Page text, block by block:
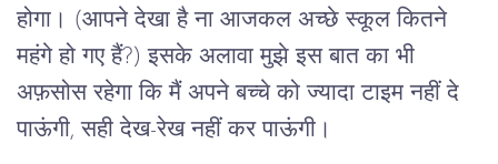
होगा। (आपने देखा है ना आजकल अच्छे स्कूल कितने
महंगे हो गए हैं?) इसके अलावा मुझे इस बात का भी
अफ़सोस रहेगा कि मैं अपने बच्चे को ज्यादा टाइम नहीं दे
पाऊंगी, सही देख-रेख नहीं कर पाऊंगी।